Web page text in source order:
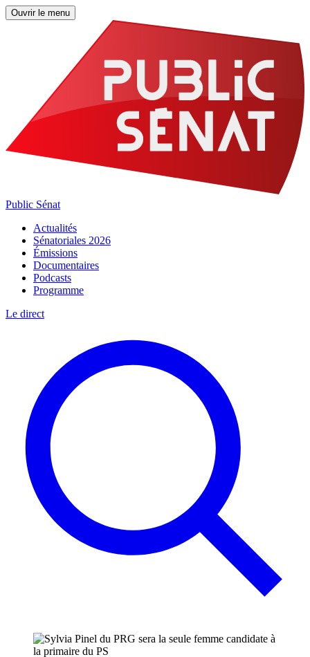
Ouvrir le menu
Public Sénat
Actualités
Sénatoriales 2026
Émissions
Documentaires
Podcasts
Programme
Le direct